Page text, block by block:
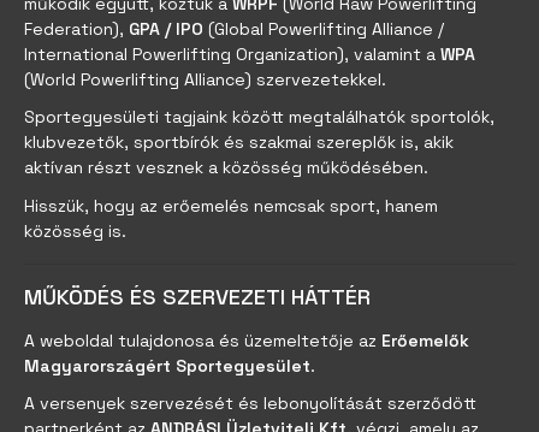
Federation), GPA / IPO (Global Powerlifting Alliance /
International Powerlifting Organization), valamint a WPA
(World Powerlifting Alliance) szervezetekkel.
Sportegyesületi tagjaink között megtalálhatók sportolók,
klubvezetők, sportbírók és szakmai szereplők is, akik
aktívan részt vesznek a közösség működésében.
Hisszük, hogy az erőemelés nemcsak sport, hanem
közösség is.
MŰKÖDÉS ÉS SZERVEZETI HÁTTÉR
A weboldal tulajdonosa és üzemeltetője az Erőemelők
Magyarországért Sportegyesület.
A versenyek szervezését és lebonyolítását szerződött